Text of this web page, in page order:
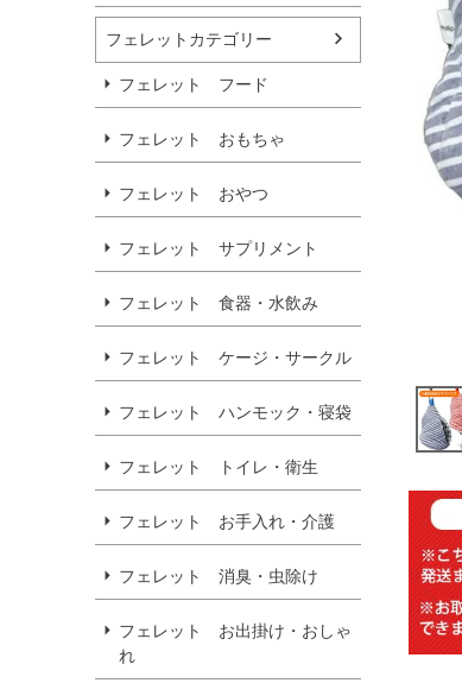
フェレットカテゴリー
フェレット フード
フェレット おもちゃ
フェレット おやつ
フェレット サプリメント
フェレット 食器・水飲み
フェレット ケージ・サークル
フェレット ハンモック・寝袋
フェレット トイレ・衛生
フェレット お手入れ・介護
フェレット 消臭・虫除け
フェレット お出掛け・おしゃ
れ